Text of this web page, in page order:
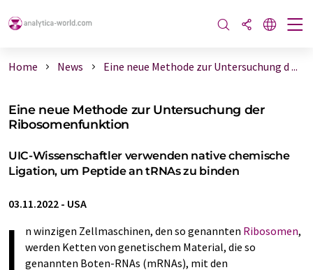
Home News Eine neue Methode zur Untersuchung d ...
Eine neue Methode zur Untersuchung der
Ribosomenfunktion
UIC-Wissenschaftler verwenden native chemische
Ligation, um Peptide an tRNAs zu binden
03.11.2022 - USA
I n winzigen Zellmaschinen, den so genannten Ribosomen,
werden Ketten von genetischem Material, die so
genannten Boten-RNAs (mRNAs), mit den